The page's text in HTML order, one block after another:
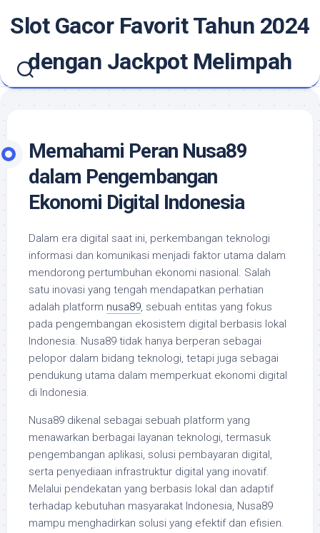
Slot Gacor Favorit Tahun 2024
dengan Jackpot Melimpah
Memahami Peran Nusa89
dalam Pengembangan
Ekonomi Digital Indonesia
Dalam era digital saat ini, perkembangan teknologi
informasi dan komunikasi menjadi faktor utama dalam
mendorong pertumbuhan ekonomi nasional. Salah
satu inovasi yang tengah mendapatkan perhatian
adalah platform nusa89, sebuah entitas yang fokus
pada pengembangan ekosistem digital berbasis lokal
Indonesia. Nusa89 tidak hanya berperan sebagai
pelopor dalam bidang teknologi, tetapi juga sebagai
pendukung utama dalam memperkuat ekonomi digital
di Indonesia.
Nusa89 dikenal sebagai sebuah platform yang
menawarkan berbagai layanan teknologi, termasuk
pengembangan aplikasi, solusi pembayaran digital,
serta penyediaan infrastruktur digital yang inovatif.
Melalui pendekatan yang berbasis lokal dan adaptif
terhadap kebutuhan masyarakat Indonesia, Nusa89
mampu menghadirkan solusi yang efektif dan efisien.